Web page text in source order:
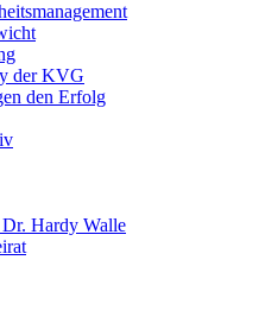
der KVG
den Erfolg
Hardy Walle